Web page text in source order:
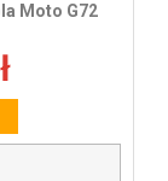
Moto G72